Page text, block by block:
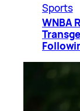
Sports
WNBA